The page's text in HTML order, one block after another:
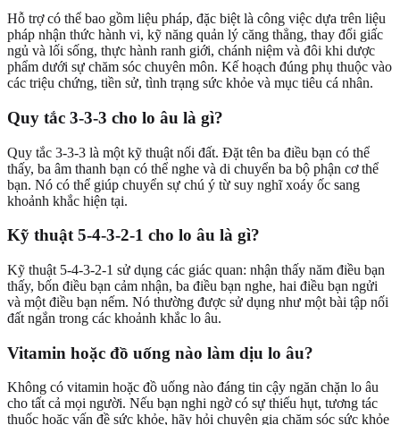
Hỗ trợ có thể bao gồm liệu pháp, đặc biệt là công việc dựa trên liệu
pháp nhận thức hành vi, kỹ năng quản lý căng thẳng, thay đổi giấc
ngủ và lối sống, thực hành ranh giới, chánh niệm và đôi khi dược
phẩm dưới sự chăm sóc chuyên môn. Kế hoạch đúng phụ thuộc vào
các triệu chứng, tiền sử, tình trạng sức khỏe và mục tiêu cá nhân.
Quy tắc 3-3-3 cho lo âu là gì?
Quy tắc 3-3-3 là một kỹ thuật nối đất. Đặt tên ba điều bạn có thể
thấy, ba âm thanh bạn có thể nghe và di chuyển ba bộ phận cơ thể
bạn. Nó có thể giúp chuyển sự chú ý từ suy nghĩ xoáy ốc sang
khoảnh khắc hiện tại.
Kỹ thuật 5-4-3-2-1 cho lo âu là gì?
Kỹ thuật 5-4-3-2-1 sử dụng các giác quan: nhận thấy năm điều bạn
thấy, bốn điều bạn cảm nhận, ba điều bạn nghe, hai điều bạn ngửi
và một điều bạn nếm. Nó thường được sử dụng như một bài tập nối
đất ngắn trong các khoảnh khắc lo âu.
Vitamin hoặc đồ uống nào làm dịu lo âu?
Không có vitamin hoặc đồ uống nào đáng tin cậy ngăn chặn lo âu
cho tất cả mọi người. Nếu bạn nghi ngờ có sự thiếu hụt, tương tác
thuốc hoặc vấn đề sức khỏe, hãy hỏi chuyên gia chăm sóc sức khỏe